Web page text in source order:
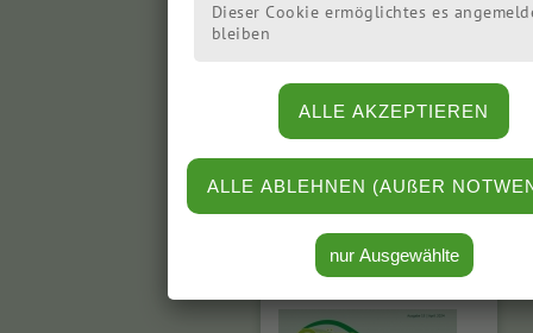
Dieser Cookie ermöglichtes es
bleiben
2017 im Landtag. Sie
Viehoff wurde im
November 2022 in den
erweiterten
Fraktionsvorstand
gewählt. ... »mehr
Grüne Welle